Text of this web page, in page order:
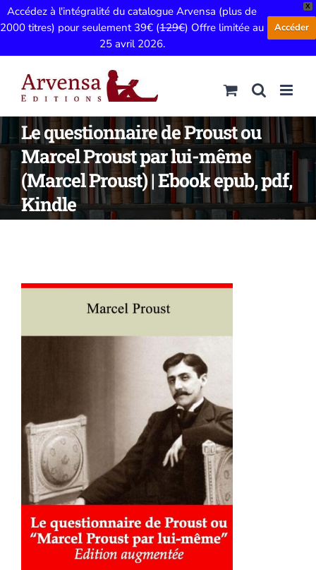
X
Accédez à l'intégralité du catalogue Arvensa (plus de
2000 titres) pour seulement 39€ (129€) Offre limitée au
25 avril 2026.
Accéder
contenu
Le questionnaire de Proust ou
Marcel Proust par lui-même
(Marcel Proust) | Ebook epub, pdf,
Kindle